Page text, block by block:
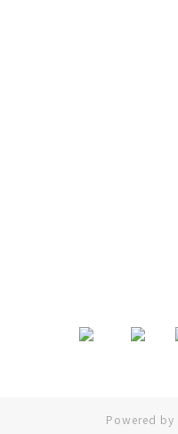
Powered by